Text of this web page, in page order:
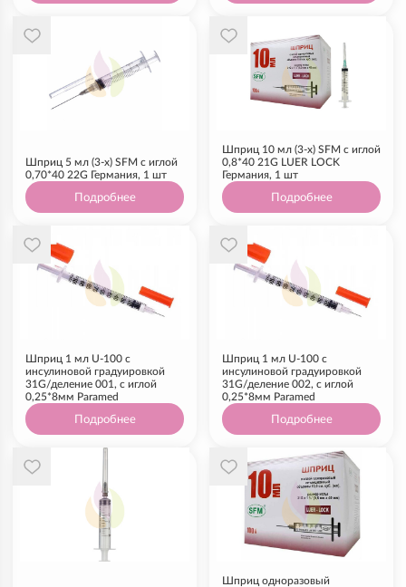
Шприц 5 мл (3-х) SFM с иглой
0,70*40 22G Германия, 1 шт
Подробнее
Шприц 10 мл (3-х) SFM с иглой
0,8*40 21G LUER LOCK
Германия, 1 шт
Подробнее
Шприц 1 мл U-100 с
инсулиновой градуировкой
31G/деление 001, с иглой
0,25*8мм Paramed
Подробнее
Шприц 1 мл U-100 с
инсулиновой градуировкой
31G/деление 002, с иглой
0,25*8мм Paramed
Подробнее
Шприц одноразовый